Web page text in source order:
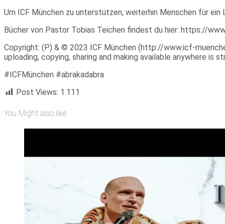
Um ICF München zu unterstützen, weiterhin Menschen für
Bücher von Pastor Tobias Teichen findest du hier: https://
Copyright: (P) & © 2023 ICF München (http://www.icf-
uploading, copying, sharing and making available anywhere is
#ICFMünchen #abrakadabra
Post Views: 1.111
You Might also like